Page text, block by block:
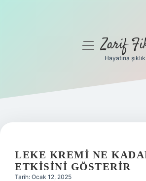
Gizlilik Politikası
Yasal Uyarı
menüyüZarif
Hayatına
LEKE KREMI NE
ETKISINI GÖSTERIR
Tarih: Ocak 12, 2025